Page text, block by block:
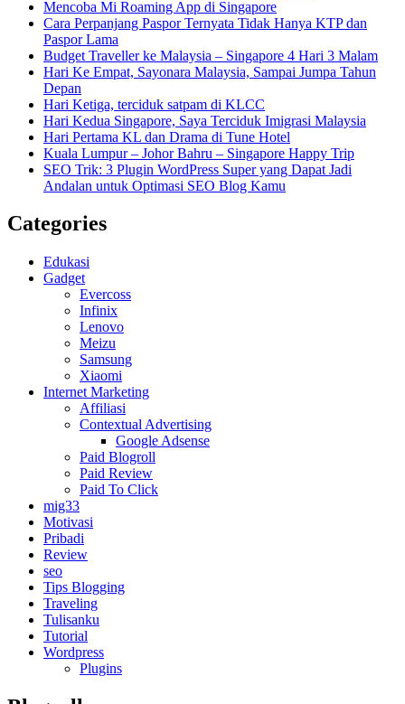
Mencoba Mi Roaming App di Singapore
Cara Perpanjang Paspor Ternyata Tidak Hanya KTP dan
Paspor Lama
Budget Traveller ke Malaysia – Singapore 4 Hari 3 Malam
Hari Ke Empat, Sayonara Malaysia, Sampai Jumpa Tahun
Depan
Hari Ketiga, terciduk satpam di KLCC
Hari Kedua Singapore, Saya Terciduk Imigrasi Malaysia
Hari Pertama KL dan Drama di Tune Hotel
Kuala Lumpur – Johor Bahru – Singapore Happy Trip
SEO Trik: 3 Plugin WordPress Super yang Dapat Jadi
Andalan untuk Optimasi SEO Blog Kamu
Categories
Edukasi
Gadget
Evercoss
Infinix
Lenovo
Meizu
Samsung
Xiaomi
Internet Marketing
Affiliasi
Contextual Advertising
Google Adsense
Paid Blogroll
Paid Review
Paid To Click
mig33
Motivasi
Pribadi
Review
seo
Tips Blogging
Traveling
Tulisanku
Tutorial
Wordpress
Plugins